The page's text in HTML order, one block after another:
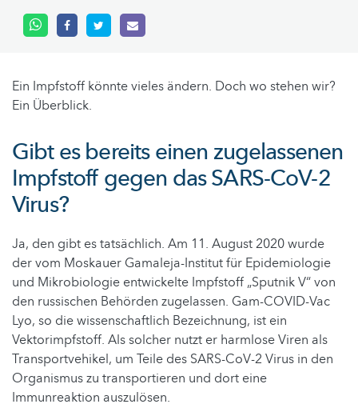
Ein Impfstoff könnte vieles ändern. Doch wo stehen wir?
Ein Überblick.
Gibt es bereits einen zugelassenen
Impfstoff gegen das SARS-CoV-2
Virus?
Ja, den gibt es tatsächlich. Am 11. August 2020 wurde
der vom Moskauer Gamaleja-Institut für Epidemiologie
und Mikrobiologie entwickelte Impfstoff „Sputnik V“ von
den russischen Behörden zugelassen. Gam-COVID-Vac
Lyo, so die wissenschaftlich Bezeichnung, ist ein
Vektorimpfstoff. Als solcher nutzt er harmlose Viren als
Transportvehikel, um Teile des SARS-CoV-2 Virus in den
Organismus zu transportieren und dort eine
Immunreaktion auszulösen.